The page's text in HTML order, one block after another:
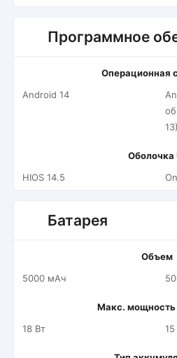
Программное
Операционная
Android 14
13)
Оболочка
HIOS 14.5
Батарея
Объем
5000 мАч
Макс. мощность
18 Вт